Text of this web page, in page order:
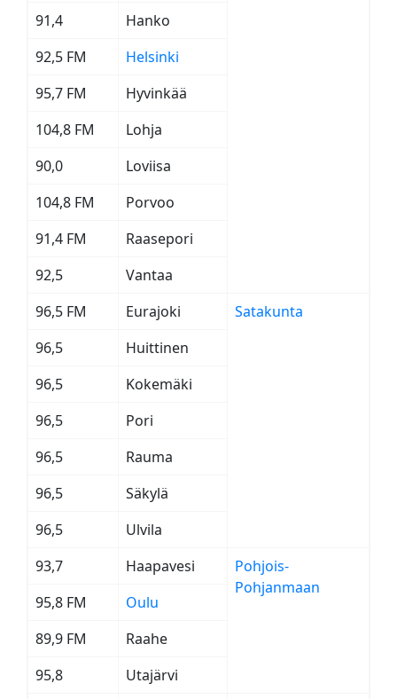
91,4
Hanko
92,5 FM
Helsinki
95,7 FM
Hyvinkää
104,8 FM
Lohja
90,0
Loviisa
104,8 FM
Porvoo
91,4 FM
Raasepori
92,5
Vantaa
96,5 FM
Eurajoki
Satakunta
96,5
Huittinen
96,5
Kokemäki
96,5
Pori
96,5
Rauma
96,5
Säkylä
96,5
Ulvila
93,7
Haapavesi
Pohjois-
Pohjanmaan
95,8 FM
Oulu
89,9 FM
Raahe
95,8
Utajärvi